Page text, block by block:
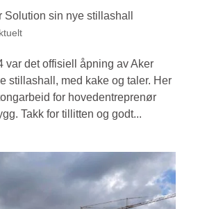
Solution sin nye stillashall
var det offisiell åpning av Aker
stillashall, med kake og taler. Her
for hovedentreprenør
Takk for tillitten og godt...